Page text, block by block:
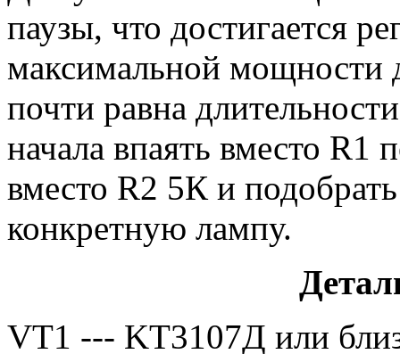
паузы, что достигается
максимальной мощности
почти равна
начала впаять вместо R1
вместо R2 5К и
конкретную лампу.
VT1 --- KT3107Д или